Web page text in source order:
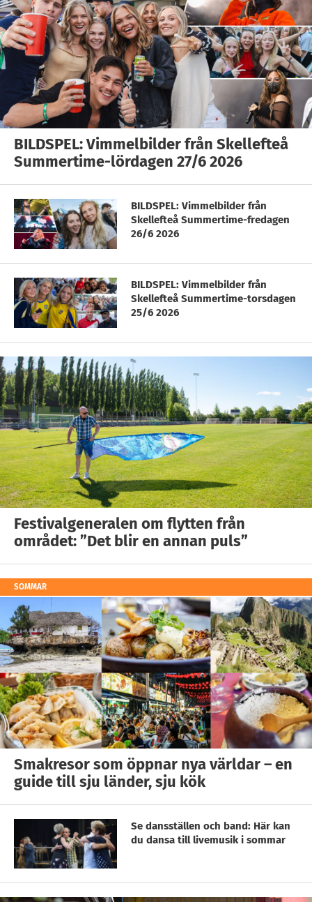
BILDSPEL: Vimmelbilder från Skellefteå
Summertime-lördagen 27/6 2026
BILDSPEL: Vimmelbilder från
Skellefteå Summertime-fredagen
26/6 2026
BILDSPEL: Vimmelbilder från
Skellefteå Summertime-torsdagen
25/6 2026
Festivalgeneralen om flytten från
området: ”Det blir en annan puls”
SOMMAR
Smakresor som öppnar nya världar – en
guide till sju länder, sju kök
Se dansställen och band: Här kan
du dansa till livemusik i sommar